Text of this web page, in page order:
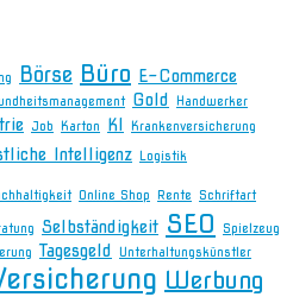
Börse Büro E-Commerce
Gold Handwerker
Job Karton KI Krankenversicherung
Intelligenz Logistik
Online Shop Rente Schriftart
Selbständigkeit SEO
Spielzeug
Tagesgeld Unterhaltungskünstler
Werbung